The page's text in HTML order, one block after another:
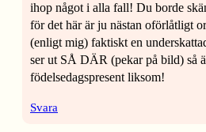
ihop något i alla fall! Du borde
för det här är ju nästan oförlåtligt
(enligt mig) faktiskt en
ser ut SÅ DÄR (pekar på bild) så
födelsedagspresent liksom!
Svara